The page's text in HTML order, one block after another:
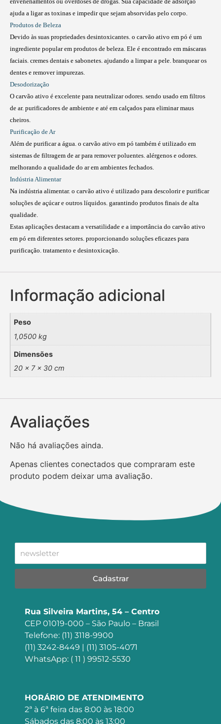
ajuda a ligar as toxinas e impedir que sejam absorvidas pelo corpo.
Produtos de Beleza
Devido às suas propriedades desintoxicantes. o carvão ativo em pó é um
ingrediente popular em produtos de beleza. Ele é encontrado em máscaras
faciais. cremes dentais e sabonetes. ajudando a limpar a pele. branquear os
dentes e remover impurezas.
Desodorização
O carvão ativo é excelente para neutralizar odores. sendo usado em filtros
de ar. purificadores de ambiente e até em calçados para eliminar maus
cheiros.
Purificação de Ar
Além de purificar a água. o carvão ativo em pó também é utilizado em
sistemas de filtragem de ar para remover poluentes. alérgenos e odores.
melhorando a qualidade do ar em ambientes fechados.
Indústria Alimentar
Na indústria alimentar. o carvão ativo é utilizado para descolorir e purificar
soluções de açúcar e outros líquidos. garantindo produtos finais de alta
qualidade.
Estas aplicações destacam a versatilidade e a importância do carvão ativo
em pó em diferentes setores. proporcionando soluções eficazes para
purificação. tratamento e desintoxicação.
Informação adicional
Peso
1,0500 kg
Dimensões
20 × 7 × 30 cm
Avaliações
Não há avaliações ainda.
Apenas clientes conectados que compraram este
produto podem deixar uma avaliação.
Cadastrar
Rua Silveira Martins, 54 – Centro
CEP 01019-000 – São Paulo – Brasil
Telefone: (11) 3118-9900
(11) 3242-8449 | (11) 3105-4071
WhatsApp: ( 11 ) 99512-5530
HORÁRIO DE ATENDIMENTO
2ª à 6ª feira das 8:00 às 18:00
Sábados das 8:00 às 13:00